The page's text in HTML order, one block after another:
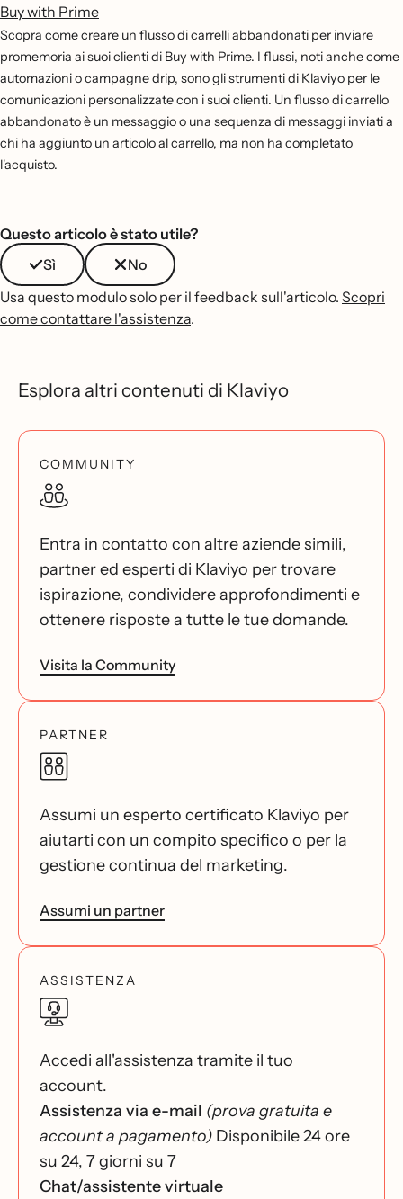
Buy with Prime
Scopra come creare un flusso di carrelli abbandonati per inviare
promemoria ai suoi clienti di Buy with Prime. I flussi, noti anche come
automazioni o campagne drip, sono gli strumenti di Klaviyo per le
comunicazioni personalizzate con i suoi clienti. Un flusso di carrello
abbandonato è un messaggio o una sequenza di messaggi inviati a
chi ha aggiunto un articolo al carrello, ma non ha completato
l'acquisto.
Questo articolo è stato utile?
Sì
No
Usa questo modulo solo per il feedback sull'articolo. Scopri
come contattare l'assistenza.
Esplora altri contenuti di Klaviyo
COMMUNITY
Entra in contatto con altre aziende simili,
partner ed esperti di Klaviyo per trovare
ispirazione, condividere approfondimenti e
ottenere risposte a tutte le tue domande.
Visita la Community
PARTNER
Assumi un esperto certificato Klaviyo per
aiutarti con un compito specifico o per la
gestione continua del marketing.
Assumi un partner
ASSISTENZA
Accedi all'assistenza tramite il tuo
account.
Assistenza via e-mail (prova gratuita e
account a pagamento) Disponibile 24 ore
su 24, 7 giorni su 7
Chat/assistente virtuale